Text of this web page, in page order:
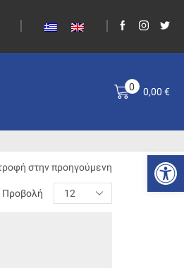
0 0,00 €
στην προηγούμενη
Προβολή